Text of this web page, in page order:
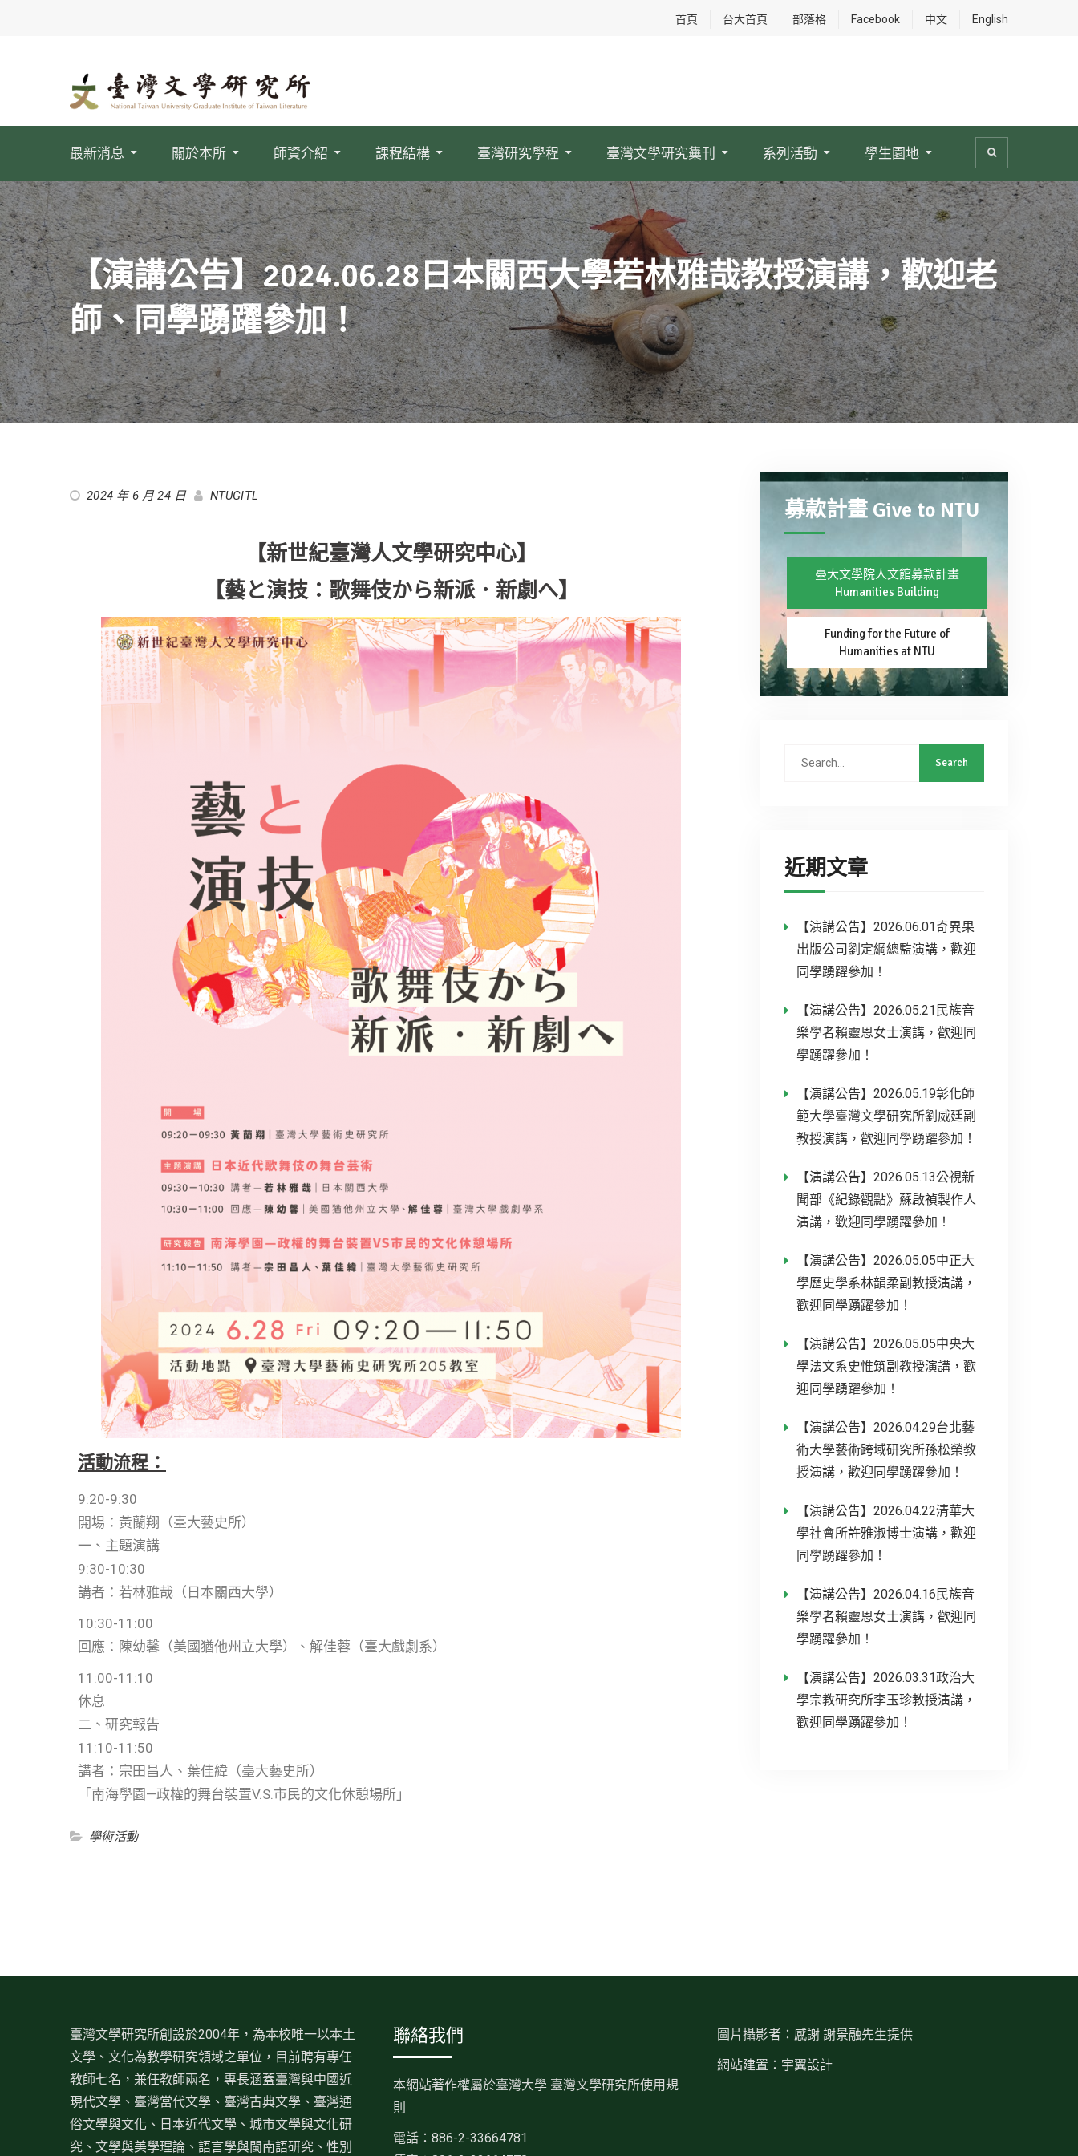
首頁 台大首頁 部落格 Facebook 中文 English
最新消息 關於本所 師資介紹 課程結構 臺灣研究學程 臺灣文學研究雧刊 系列活動 學生園地
【演講公告】2024.06.28日本關西大學若林雅哉教授演講，歡迎老
師、同學踴躍參加！
2024 年 6 月 24 日 NTUGITL
【新世紀臺灣人文學研究中心】
【藝と演技：歌舞伎から新派．新劇へ】
活動流程：
9:20-9:30
開場：黃蘭翔（臺大藝史所）
一、主題演講
9:30-10:30
講者：若林雅哉（日本關西大學）
10:30-11:00
回應：陳幼馨（美國猶他州立大學）、解佳蓉（臺大戲劇系）
11:00-11:10
休息
二、研究報告
11:10-11:50
講者：宗田昌人、葉佳緯（臺大藝史所）
「南海學園—政權的舞台裝置V.S.市民的文化休憩場所」
學術活動
募款計畫 Give to NTU
臺大文學院人文館募款計畫
Humanities Building
Funding for the Future of
Humanities at NTU
近期文章
【演講公告】2026.06.01奇異果
出版公司劉定綱總監演講，歡迎
同學踴躍參加！
【演講公告】2026.05.21民族音
樂學者賴靈恩女士演講，歡迎同
學踴躍參加！
【演講公告】2026.05.19彰化師
範大學臺灣文學研究所劉威廷副
教授演講，歡迎同學踴躍參加！
【演講公告】2026.05.13公視新
聞部《紀錄觀點》蘇啟禎製作人
演講，歡迎同學踴躍參加！
【演講公告】2026.05.05中正大
學歷史學系林韻柔副教授演講，
歡迎同學踴躍參加！
【演講公告】2026.05.05中央大
學法文系史惟筑副教授演講，歡
迎同學踴躍參加！
【演講公告】2026.04.29台北藝
術大學藝術跨域研究所孫松榮教
授演講，歡迎同學踴躍參加！
【演講公告】2026.04.22清華大
學社會所許雅淑博士演講，歡迎
同學踴躍參加！
【演講公告】2026.04.16民族音
樂學者賴靈恩女士演講，歡迎同
學踴躍參加！
【演講公告】2026.03.31政治大
學宗教研究所李玉珍教授演講，
歡迎同學踴躍參加！
臺灣文學研究所創設於2004年，為本校唯一以本土
文學、文化為教學研究領域之單位，目前聘有專任
教師七名，兼任教師兩名，專長涵蓋臺灣與中國近
現代文學、臺灣當代文學、臺灣古典文學、臺灣通
俗文學與文化、日本近代文學、城市文學與文化研
究、文學與美學理論、語言學與閩南語研究、性別
聯絡我們
本網站著作權屬於臺灣大學 臺灣文學研究所使用規
則
電話：886-2-33664781
圖片攝影者：感謝 謝景融先生提供
網站建置：宇翼設計